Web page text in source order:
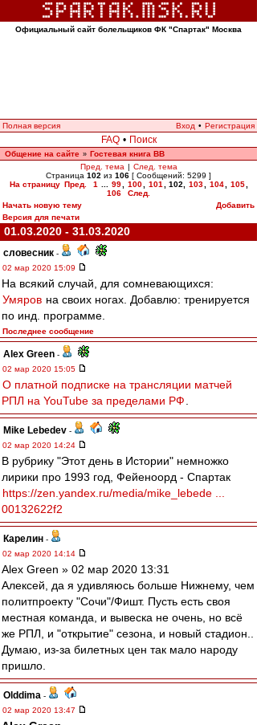
Официальный сайт болельщиков ФК "Спартак" Москва
Полная версия Вход • Регистрация
FAQ • Поиск
Общение на сайте » Гостевая книга ВВ
Пред. тема | След. тема
Страница 102 из 106 [ Сообщений: 5299 ]
На страницу Пред. 1 99 100 101 102 103 104 105
106
След.
Начать новую тему
Добавить
Версия для печати
01.03.2020 - 31.03.2020
словесник -
02 мар 2020 15:09
На всякий случай, для сомневающихся:
Умяров на своих ногах. Добавлю: тренируется
по инд. программе.
Последнее сообщение
Alex Green -
02 мар 2020 15:05
О платной подписке на трансляции матчей
РПЛ на YouTube за пределами РФ
Mike Lebedev -
02 мар 2020 14:24
В рубрику "Этот день в Истории" немножко
лирики про 1993 год, Фейеноорд - Спартак
https://zen.yandex.ru/media/mike_lebede ...
00132622f2
Карелин -
02 мар 2020 14:14
Alex Green » 02 мар 2020 13:31
Алексей, да я удивляюсь больше Нижнему, чем
политпроекту "Сочи"/Фишт. Пусть есть своя
местная команда, и вывеска не очень, но всё
же РПЛ, и "открытие" сезона, и новый стадион..
Думаю, из-за билетных цен так мало народу
пришло.
Olddima -
02 мар 2020 13:47